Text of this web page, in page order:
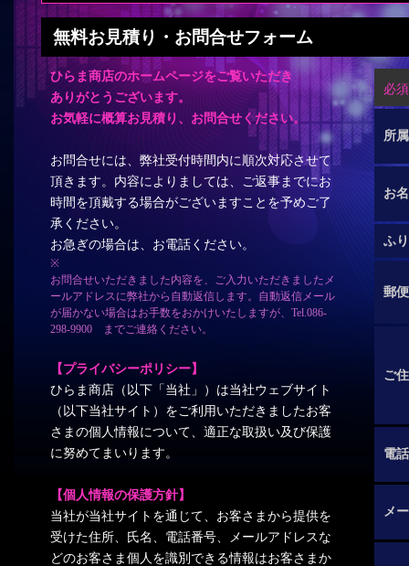
無料お見積り・お問合せフォーム
ひらま商店のホームページをご覧いただき
ありがとうございます。
お気軽に概算お見積り、お問合せください。
お問合せには、弊社受付時間内に順次対応させて
頂きます。内容によりましては、ご返事までにお
時間を頂戴する場合がございますことを予めご了
承ください。
お急ぎの場合は、お電話ください。
※
お問合せいただきました内容を、ご入力いただきましたメ
ールアドレスに弊社から自動返信します。自動返信メール
が届かない場合はお手数をおかけいたしますが、Tel.086-
298-9900 までご連絡ください。
【プライバシーポリシー】
ひらま商店（以下「当社」）は当社ウェブサイト
（以下当社サイト）をご利用いただきましたお客
さまの個人情報について、適正な取扱い及び保護
に努めてまいります。
【個人情報の保護方針】
当社が当社サイトを通じて、お客さまから提供を
受けた住所、氏名、電話番号、メールアドレスな
どのお客さま個人を識別できる情報はお客さまか
必
所
お
ふ
郵
ご
電
メ